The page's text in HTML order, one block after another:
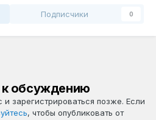
Подписчики 0
к обсуждению
зарегистрироваться позже. Если
, чтобы опубликовать от